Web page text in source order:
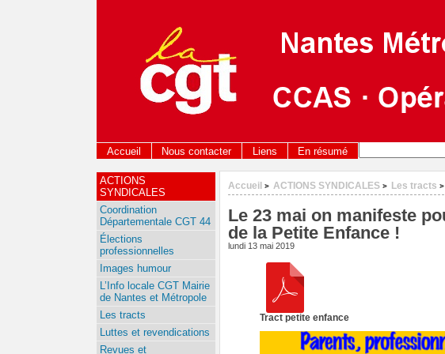
Accueil Nous contacter Liens En résumé
Accueil > ACTIONS SYNDICALES > Les tracts >
Le 23 mai on manifeste
de la Petite Enfance !
lundi 13 mai 2019
Tract petite enfance
ACTIONS
SYNDICALES
Coordination
Départementale CGT 44
Élections
professionnelles
Images humour
L’Info locale CGT Mairie
de Nantes et Métropole
Les tracts
Luttes et revendications
Revues et